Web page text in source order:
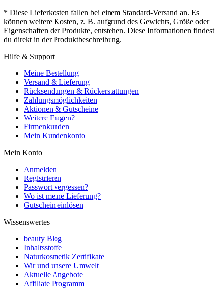
* Diese Lieferkosten fallen bei einem Standard-Versand an. Es
können weitere Kosten, z. B. aufgrund des Gewichts, Größe oder
Eigenschaften der Produkte, entstehen. Diese Informationen findest
du direkt in der Produktbeschreibung.
Hilfe & Support
Meine Bestellung
Versand & Lieferung
Rücksendungen & Rückerstattungen
Zahlungsmöglichkeiten
Aktionen & Gutscheine
Weitere Fragen?
Firmenkunden
Mein Kundenkonto
Mein Konto
Anmelden
Registrieren
Passwort vergessen?
Wo ist meine Lieferung?
Gutschein einlösen
Wissenswertes
beauty Blog
Inhaltsstoffe
Naturkosmetik Zertifikate
Wir und unsere Umwelt
Aktuelle Angebote
Affiliate Programm